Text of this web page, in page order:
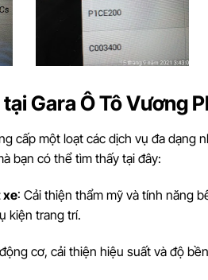
Gara Ô Tô Vương
cấp một loạt các dịch vụ đa dạng
bạn có thể tìm thấy tại đây:
xe: Cải thiện thẩm mỹ và tính năng
kiện trang trí.
cơ, cải thiện hiệu suất và độ